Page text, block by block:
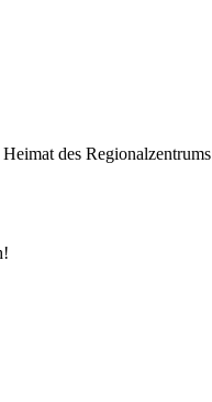
des Regionalzentrums